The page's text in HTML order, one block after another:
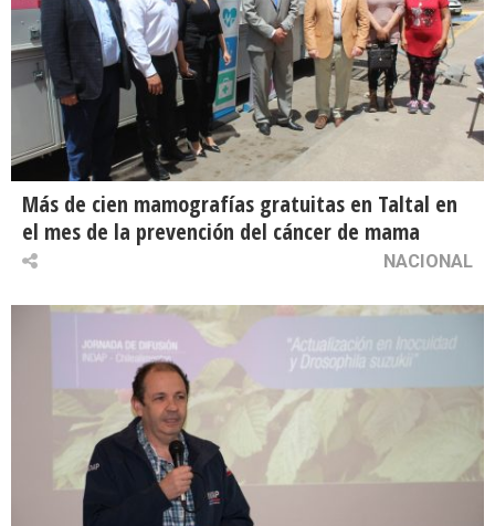
Más de cien mamografías gratuitas en Taltal en
el mes de la prevención del cáncer de mama
NACIONAL